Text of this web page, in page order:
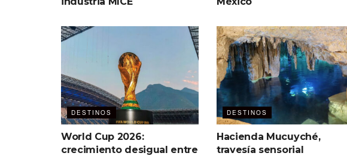
DESTINOS
World Cup 2026:
crecimiento desigual entre
DESTINOS
Hacienda Mucuyché,
travesía sensorial